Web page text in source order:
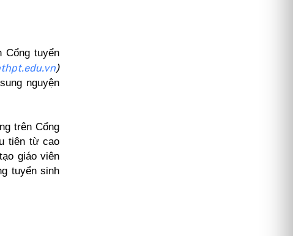
tuyển
)
nguyện
trên Cổng
tiên từ cao
giáo viên
tuyển sinh